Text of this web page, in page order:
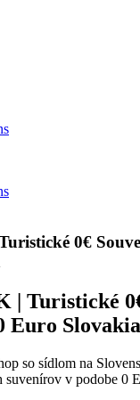
0€
| Turistické
Euro Slovakia
so sídlom na
suvenírov v podobe 0